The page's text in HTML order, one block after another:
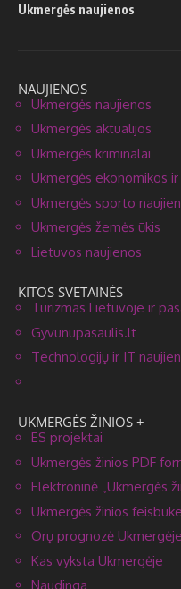
Ukmergės naujienos
NAUJIENOS
Ukmergės naujienos
Ukmergės aktualijos
Ukmergės kriminalai
Ukmergės ekonomikos
Ukmergės sporto
Ukmergės žemės ūkis
Lietuvos naujienos
KITOS SVETAINĖS
Turizmas Lietuvoje ir
Gyvunupasaulis.lt
Technologijų ir IT
UKMERGĖS ŽINIOS +
ES projektai
Ukmergės žinios PDF
Elektroninė „Ukmergės
Ukmergės žinios feisbuke
Orų prognozė Ukmergėje
Kas vyksta Ukmergėje
Naudinga